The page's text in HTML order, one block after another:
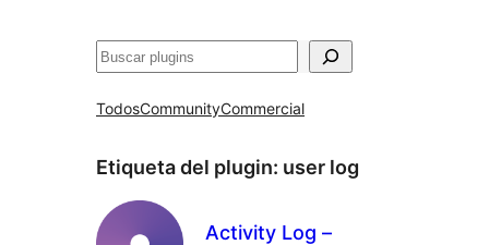
Buscar
TodosCommunityCommercial
Etiqueta del plugin: user log
Activity Log –